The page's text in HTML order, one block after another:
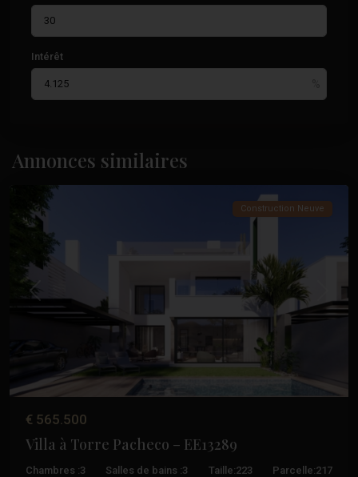
Intérêt
Annonces similaires
Santa
Rosalia
Lake
And
Pacheco
Précédent Suivant
Construction Neuve
€ 565.500
Villa à Torre Pacheco – EE13289
Chambres :3 Salles de bains :3 Taille:223 Parcelle:217
Rosalia
Lake